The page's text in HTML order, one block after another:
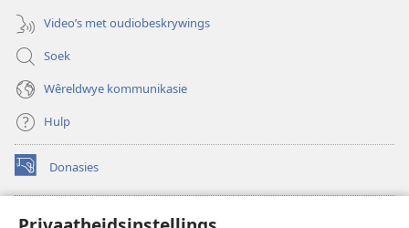
Video’s met oudiobeskrywings
Soek
Wêreldwye kommunikasie
Hulp
Donasies
(maak
nuwe
Wagtoring – AANLYN BIBLIOTEEK